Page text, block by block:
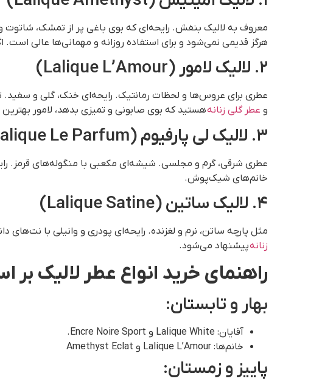
معروف به لالیک بنفش. رایحه‌ای که بوی باغی پر از تمشک،
هرگز قدیمی نمی‌شود و برای استفاده روزانه و مهمانی‌ها عالی است.
۲. لالیک لامور (Lalique L’Amour)
عطری برای عروس‌ها و لحظات رمانتیک. رایحه‌ای خنک، گلی و سفید.
و عطر گلی زنانههستید که بوی صابونی و تمیزی بدهد، لامور
۳. لالیک لی پارفیوم (Lalique Le Parfum)
عطری شرقی، گرم و مجلسی. شیشه‌ای مکعبی با منگوله‌های قرمز.
خانم‌های شیک‌پوش.
۴. لالیک ساتین (Lalique Satine)
مثل پارچه ساتن، نرم و لغزنده. رایحه‌ای پودری و وانیلی با
زنانهپیشنهاد می‌شود.
راهنمای خرید انواع عطر لالیک
بهار و تابستان:
آقایان: Lalique White و Encre Noire Sport.
خانم‌ها: Lalique L’Amour و Amethyst Eclat
پاییز و زمستان: